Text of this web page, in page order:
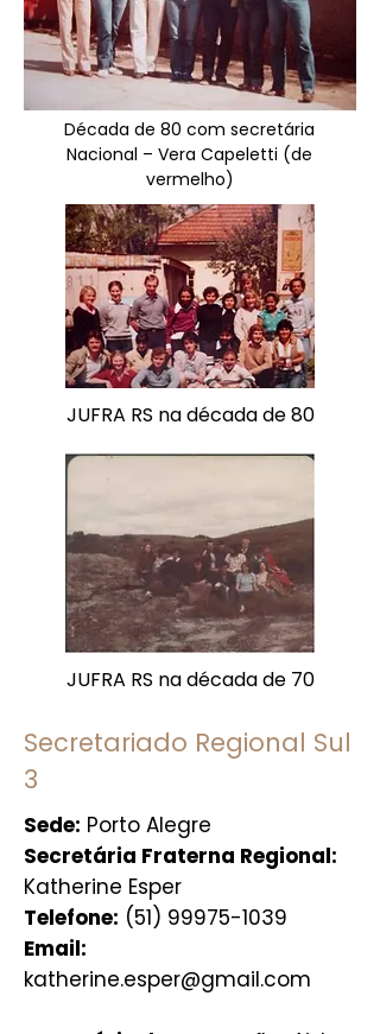
Década de 80 com secretária
Nacional – Vera Capeletti (de
vermelho)
JUFRA RS na década de 80
JUFRA RS na década de 70
Secretariado Regional Sul
3
Sede: Porto Alegre
Secretária Fraterna Regional:
Katherine Esper
Telefone: (51) 99975-1039
Email:
katherine.esper@gmail.com